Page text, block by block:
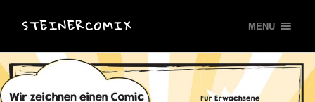
STEINERCOMIX MENU